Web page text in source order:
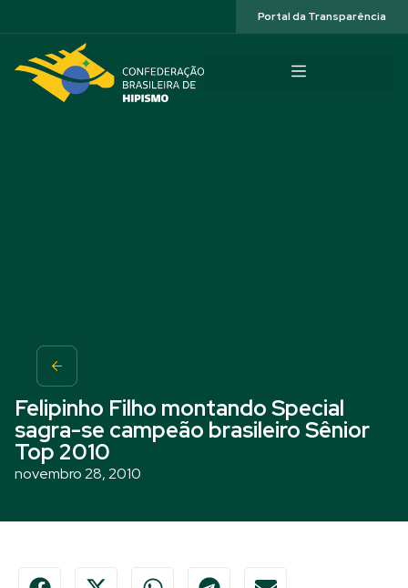
Portal da Transparência
Felipinho Filho montando Special
sagra-se campeão brasileiro Sênior
Top 2010
novembro 28, 2010